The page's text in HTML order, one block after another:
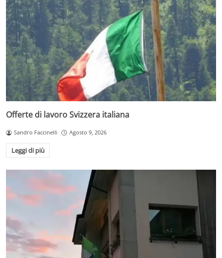
Offerte di lavoro Svizzera italiana
Sandro Faccinelli Agosto 9, 2026
Leggi di più